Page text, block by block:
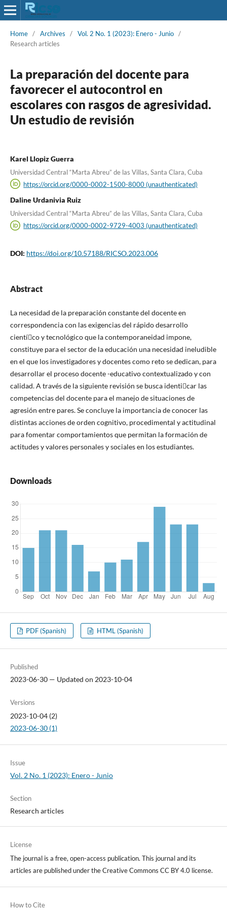
Home / Archives / Vol. 2 No. 1 (2023): Enero - Junio /
Research articles
La preparación del docente para
favorecer el autocontrol en
escolares con rasgos de agresividad.
Un estudio de revisión
Karel Llopiz Guerra
Universidad Central “Marta Abreu” de las Villas, Santa Clara, Cuba
https://orcid.org/0000-0002-1500-8000 (unauthenticated)
Daline Urdanivia Ruiz
Universidad Central “Marta Abreu” de las Villas, Santa Clara, Cuba
https://orcid.org/0000-0002-9729-4003 (unauthenticated)
DOI: https://doi.org/10.57188/RICSO.2023.006
Abstract
La necesidad de la preparación constante del docente en
correspondencia con las exigencias del rápido desarrollo
cientíco y tecnológico que la contemporaneidad impone,
constituye para el sector de la educación una necesidad ineludible
en el que los investigadores y docentes como reto se dedican, para
desarrollar el proceso docente -educativo contextualizado y con
calidad. A través de la siguiente revisión se busca identicar las
competencias del docente para el manejo de situaciones de
agresión entre pares. Se concluye la importancia de conocer las
distintas acciones de orden cognitivo, procedimental y actitudinal
para fomentar comportamientos que permitan la formación de
actitudes y valores personales y sociales en los estudiantes.
Downloads
PDF (Spanish) HTML (Spanish)
Published
2023-06-30 — Updated on 2023-10-04
Versions
2023-10-04 (2)
2023-06-30 (1)
Issue
Vol. 2 No. 1 (2023): Enero - Junio
Section
Research articles
License
The journal is a free, open-access publication. This journal and its
articles are published under the Creative Commons CC BY 4.0 license.
How to Cite